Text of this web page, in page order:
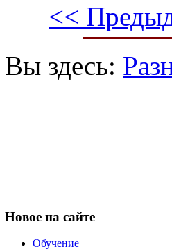
<<
Вы здесь:
Новое на сайте
Обучение